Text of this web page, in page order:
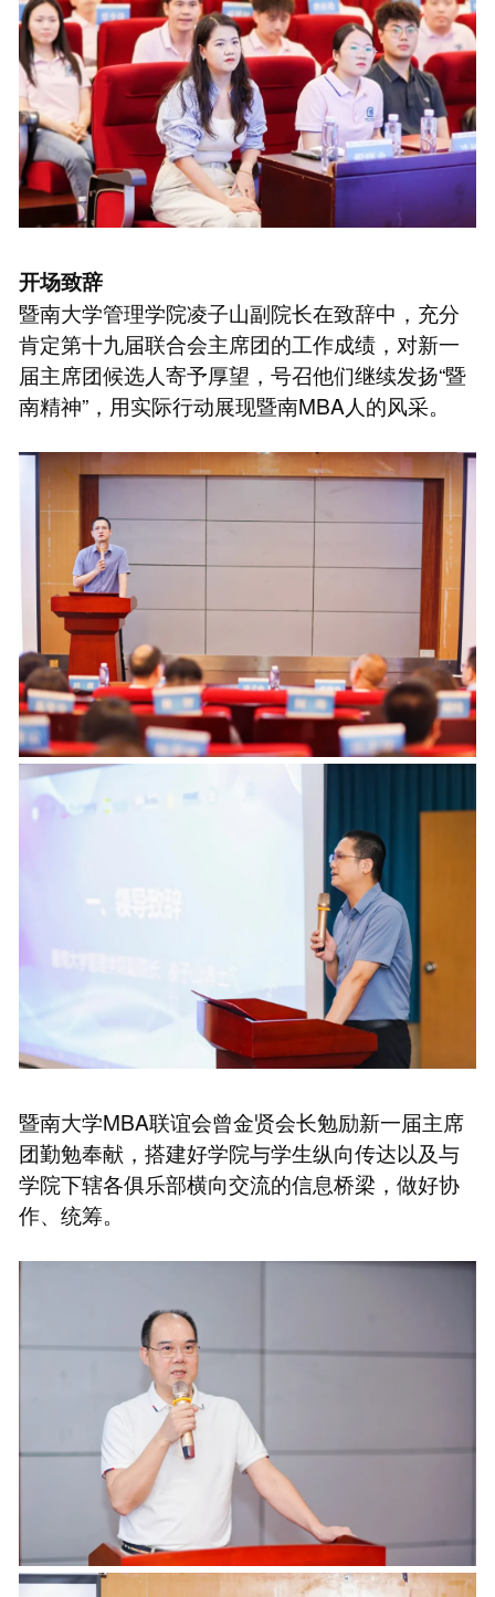
开场致辞
暨南大学管理学院凌子山副院长在致辞中，充分
肯定第十九届联合会主席团的工作成绩，对新一
届主席团候选人寄予厚望，号召他们继续发扬“暨
南精神”，用实际行动展现暨南MBA人的风采。
暨南大学MBA联谊会曾金贤会长勉励新一届主席
团勤勉奉献，搭建好学院与学生纵向传达以及与
学院下辖各俱乐部横向交流的信息桥梁，做好协
作、统筹。